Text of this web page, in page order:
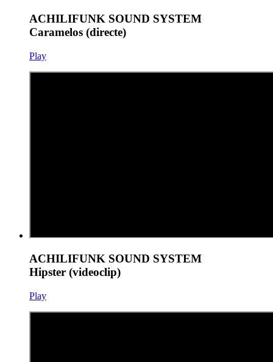
ACHILIFUNK SOUND SYSTEM
Caramelos (directe)
Play
ACHILIFUNK SOUND SYSTEM
Hipster (videoclip)
Play